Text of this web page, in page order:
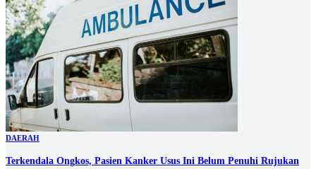
DAERAH
Terkendala Ongkos, Pasien Kanker Usus Ini Belum Penuhi Rujukan